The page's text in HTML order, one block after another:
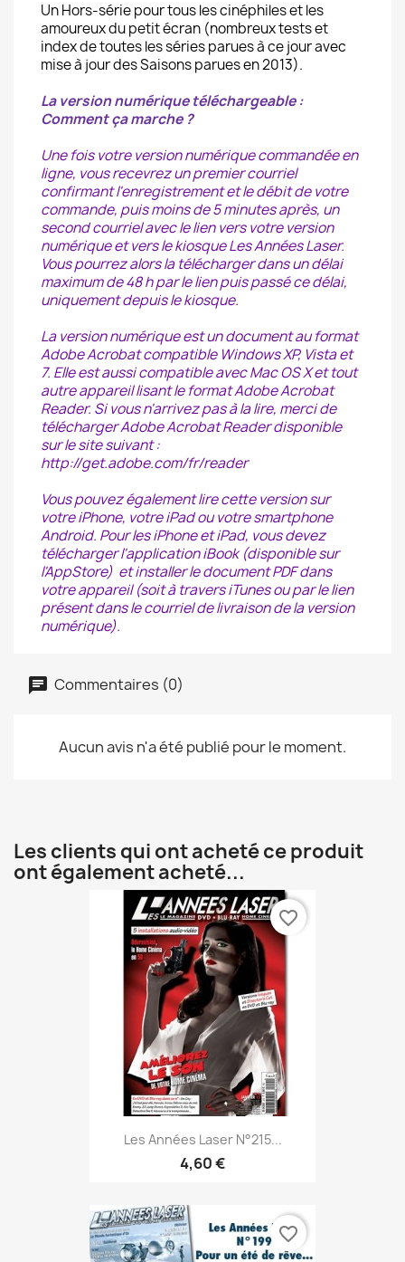
Un Hors-série pour tous les cinéphiles et les
amoureux du petit écran (nombreux tests et
index de toutes les séries parues à ce jour avec
mise à jour des Saisons parues en 2013).
La version numérique téléchargeable :
Comment ça marche ?
Une fois votre version numérique commandée en
ligne, vous recevrez un premier courriel
confirmant l'enregistrement et le débit de votre
commande, puis moins de 5 minutes après, un
second courriel avec le lien vers votre version
numérique et vers le kiosque Les Années Laser.
Vous pourrez alors la télécharger dans un délai
maximum de 48 h par le lien puis passé ce délai,
uniquement depuis le kiosque.
La version numérique est un document au format
Adobe Acrobat compatible Windows XP, Vista et
7. Elle est aussi compatible avec Mac OS X et tout
autre appareil lisant le format Adobe Acrobat
Reader. Si vous n'arrivez pas à la lire, merci de
télécharger Adobe Acrobat Reader disponible
sur le site suivant :
http://get.adobe.com/fr/reader
Vous pouvez également lire cette version sur
votre iPhone, votre iPad ou votre smartphone
Android. Pour les iPhone et iPad, vous devez
télécharger l'application iBook (disponible sur
l'AppStore) et installer le document PDF dans
votre appareil (soit à travers iTunes ou par le lien
présent dans le courriel de livraison de la version
numérique).
Commentaires (0)
Aucun avis n'a été publié pour le moment.
Les clients qui ont acheté ce produit
ont également acheté...
Les Années Laser N°215...
4,60 €
favorite_border
favorite_border